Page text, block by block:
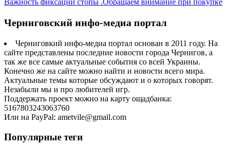
Важность фиксации стопы .Обращаем внимание при покупке
Черниговский инфо-медиа портал
Черниговкий инфо-медиа портал основан в 2011 году. На
сайте представлены последние новости города Чернигов, а
так же все самые актуальные события со всей Украины.
Конечно же на сайте можно найти и новости всего мира.
Актуальные темы которые обсуждают и о которых говорят.
Незабыли мы и про любителей игр.
Поддержать проект можно на карту ощадбанка:
5167803243063760
Или на PayPal: ametvile@gmail.com
Популярные теги